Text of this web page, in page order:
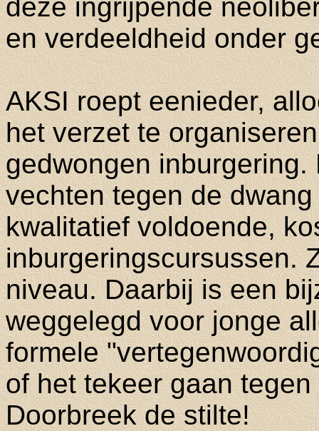
deze ingrijpende
en verdeeldheid onder
AKSI roept eenieder,
het verzet te
gedwongen
vechten tegen de
kwalitatief voldoende,
inburgeringscursussen.
niveau. Daarbij is een
weggelegd voor jonge
formele
of het tekeer gaan
Doorbreek de stilte!